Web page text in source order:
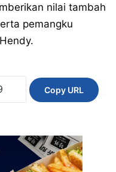
nilai tambah
pemangku
Copy URL